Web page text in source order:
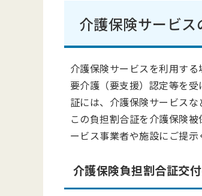
介護保険サービ
介護保険サービスを利用す
要介護（要支援）認定等を
証には、介護保険サービス
この負担割合証を介護保険
ービス事業者や施設にご提示
介護保険負担割合証交